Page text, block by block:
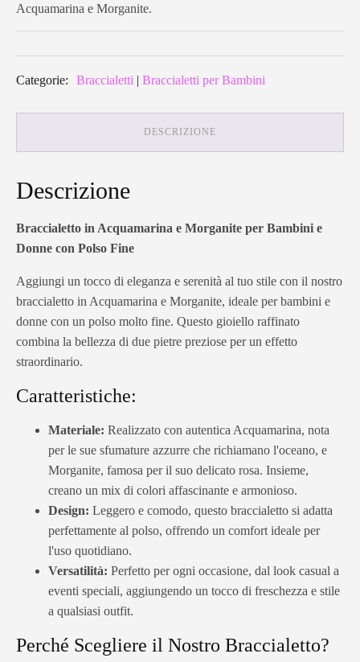
Acquamarina e Morganite.
Categorie: Braccialetti | Braccialetti per Bambini
DESCRIZIONE
Descrizione
Braccialetto in Acquamarina e Morganite per Bambini e
Donne con Polso Fine
Aggiungi un tocco di eleganza e serenità al tuo stile con il nostro
braccialetto in Acquamarina e Morganite, ideale per bambini e
donne con un polso molto fine. Questo gioiello raffinato
combina la bellezza di due pietre preziose per un effetto
straordinario.
Caratteristiche:
Materiale: Realizzato con autentica Acquamarina, nota
per le sue sfumature azzurre che richiamano l'oceano, e
Morganite, famosa per il suo delicato rosa. Insieme,
creano un mix di colori affascinante e armonioso.
Design: Leggero e comodo, questo braccialetto si adatta
perfettamente al polso, offrendo un comfort ideale per
l'uso quotidiano.
Versatilità: Perfetto per ogni occasione, dal look casual a
eventi speciali, aggiungendo un tocco di freschezza e stile
a qualsiasi outfit.
Perché Scegliere il Nostro Braccialetto?